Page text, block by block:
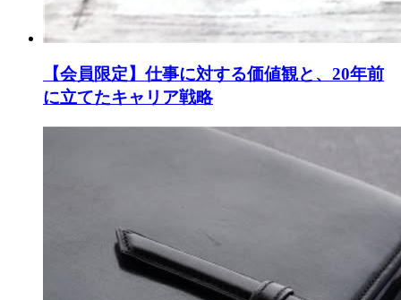
【会員限定】仕事に対する価値観と、20年前
に立てたキャリア戦略